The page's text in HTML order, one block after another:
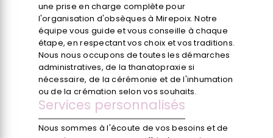
une prise en charge complète pour
l'organisation d'obsèques à Mirepoix. Notre
équipe vous guide et vous conseille à chaque
étape, en respectant vos choix et vos traditions.
Nous nous occupons de toutes les démarches
administratives, de la thanatopraxie si
nécessaire, de la cérémonie et de l'inhumation
ou de la crémation selon vos souhaits.
Services personnalisés
Nous sommes à l'écoute de vos besoins et de